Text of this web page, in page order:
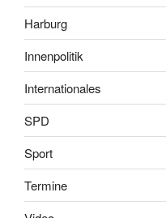
Harburg
Innenpolitik
Internationales
SPD
Sport
Termine